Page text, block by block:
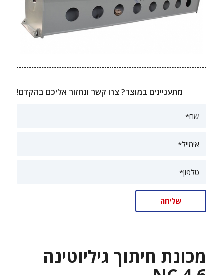
מתעניינים במוצר? צרו קשר ונחזור אליכם בהקדם!
מכונת חיתוך גיליוטינה